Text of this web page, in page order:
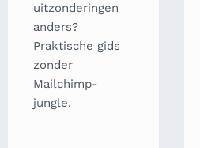
uitzonderingen
anders?
Praktische gids
zonder
Mailchimp-
jungle.